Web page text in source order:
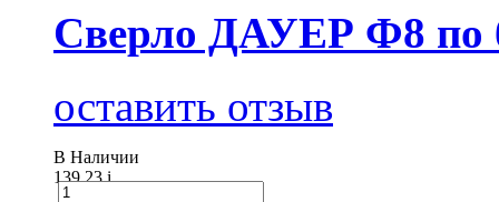
Сверло ДАУЕР Ф8 по
оставить отзыв
В Наличии
139.23i